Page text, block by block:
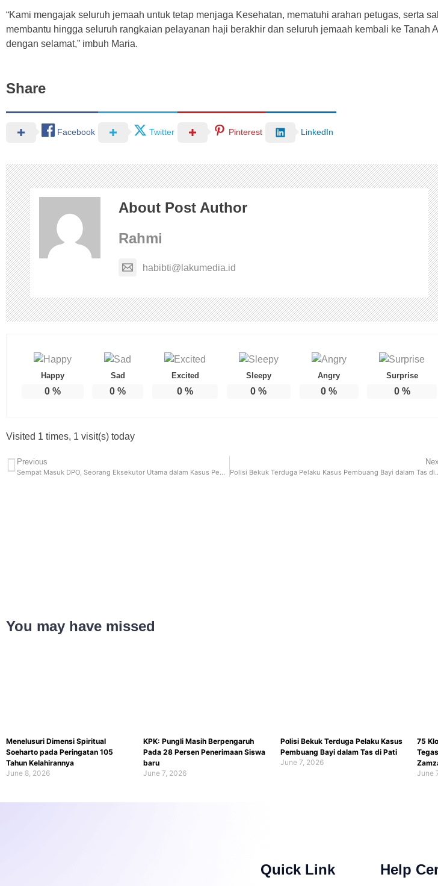
“Kami mengajak seluruh jemaah untuk tetap menjaga Kesehatan, mematuhi arahan petugas, serta
membantu hingga seluruh rangkaian pelayanan haji berakhir dan seluruh jemaah kembali ke Tanah
dengan selamat,” imbuh Maria.
Share
Facebook Twitter Pinterest LinkedIn
About Post Author
Rahmi
habibti@lakumedia.id
Happy
0%
Sad
0 %
Excited
0 %
Sleepy
0 %
Angry
0 %
Surprise
0%
Visited 1 times, 1 visit(s) today
Previous
Sempat Masuk DPO, Seorang Eksekutor Utama dalam Kasus Penjambretan di Jakbar Dibekuk Polisi Polisi Bekuk Terduga
You may have missed
Menelusuri Dimensi Spiritual
Soeharto pada Peringatan 105
Tahun Kelahirannya
June 8, 2026
KPK: Pungli Masih Berpengaruh
Pada 28 Persen Penerimaan Siswa
baru
June 7, 2026
Polisi Bekuk Terduga Pelaku Kasus
Pembuang Bayi dalam Tas di Pati
June 7, 2026
75
June
Quick Link Help